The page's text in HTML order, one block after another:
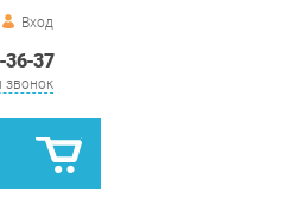
Вход
36-37
звонок